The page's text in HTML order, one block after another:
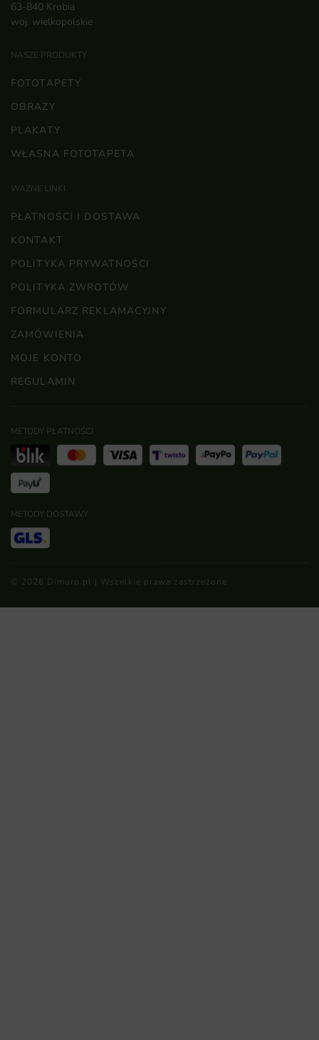
63-840 Krobia
woj. wielkopolskie
NASZE PRODUKTY
FOTOTAPETY
OBRAZY
PLAKATY
WŁASNA FOTOTAPETA
WAŻNE LINKI
PŁATNOŚCI I DOSTAWA
KONTAKT
POLITYKA PRYWATNOŚCI
POLITYKA ZWROTÓW
FORMULARZ REKLAMACYJNY
ZAMÓWIENIA
MOJE KONTO
REGULAMIN
METODY PŁATNOŚCI
METODY DOSTAWY
© 2026 Dimuro.pl | Wszelkie prawa zastrzeżone